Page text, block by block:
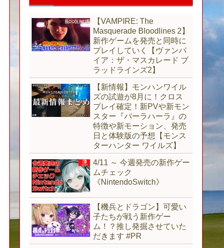
【VAMPIRE: The
Masquerade Bloodlines 2】
新作ゲームを発売と同時に
プレイしていく【ヴァンパ
イア：ザ・マスカレード ブ
ラッドラインズ2】
【新情報】モンハンワイル
ズの試遊が8月に！クロス
プレイ確定！新PVや新モン
スター『バーラハーラ』の
特徴や新モーション、発売
日と体験版の予想【モンス
ターハンター ワイルズ】
4/11 ～ 今週発売の新作ゲー
ムチェック
《NintendoSwitch》
【機兵とドラゴン】可愛い
子たちが戦う新作ゲー
ム！？推し発掘させていた
だきます #PR